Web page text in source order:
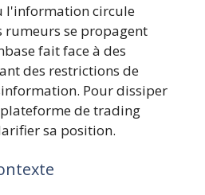
l'information circule
rumeurs se propagent
fait face à des
des restrictions de
Pour dissiper
de trading
sa position.